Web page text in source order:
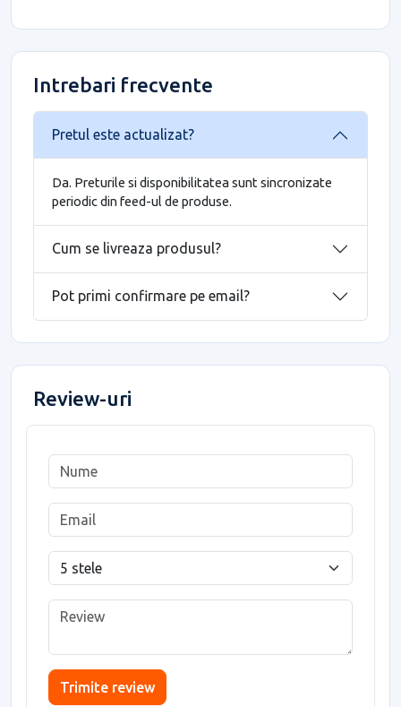
Intrebari frecvente
Pretul este actualizat?
Da. Preturile si disponibilitatea sunt sincronizate
periodic din feed-ul de produse.
Cum se livreaza produsul?
Pot primi confirmare pe email?
Review-uri
Trimite review